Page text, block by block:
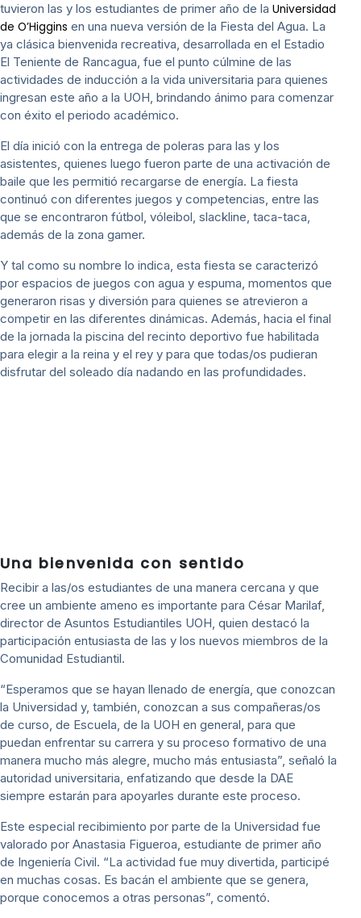
tuvieron las y los estudiantes de primer año de la Universidad
de O’Higgins en una nueva versión de la Fiesta del Agua. La
ya clásica bienvenida recreativa, desarrollada en el Estadio
El Teniente de Rancagua, fue el punto cúlmine de las
actividades de inducción a la vida universitaria para quienes
ingresan este año a la UOH, brindando ánimo para comenzar
con éxito el periodo académico.
El día inició con la entrega de poleras para las y los
asistentes, quienes luego fueron parte de una activación de
baile que les permitió recargarse de energía. La fiesta
continuó con diferentes juegos y competencias, entre las
que se encontraron fútbol, vóleibol, slackline, taca-taca,
además de la zona gamer.
Y tal como su nombre lo indica, esta fiesta se caracterizó
por espacios de juegos con agua y espuma, momentos que
generaron risas y diversión para quienes se atrevieron a
competir en las diferentes dinámicas. Además, hacia el final
de la jornada la piscina del recinto deportivo fue habilitada
para elegir a la reina y el rey y para que todas/os pudieran
disfrutar del soleado día nadando en las profundidades.
Una bienvenida con sentido
Recibir a las/os estudiantes de una manera cercana y que
cree un ambiente ameno es importante para César Marilaf,
director de Asuntos Estudiantiles UOH, quien destacó la
participación entusiasta de las y los nuevos miembros de la
Comunidad Estudiantil.
“Esperamos que se hayan llenado de energía, que conozcan
la Universidad y, también, conozcan a sus compañeras/os
de curso, de Escuela, de la UOH en general, para que
puedan enfrentar su carrera y su proceso formativo de una
manera mucho más alegre, mucho más entusiasta”, señaló la
autoridad universitaria, enfatizando que desde la DAE
siempre estarán para apoyarles durante este proceso.
Este especial recibimiento por parte de la Universidad fue
valorado por Anastasia Figueroa, estudiante de primer año
de Ingeniería Civil. “La actividad fue muy divertida, participé
en muchas cosas. Es bacán el ambiente que se genera,
porque conocemos a otras personas”, comentó.